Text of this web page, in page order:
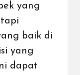
yang
baik di
yang
dapat